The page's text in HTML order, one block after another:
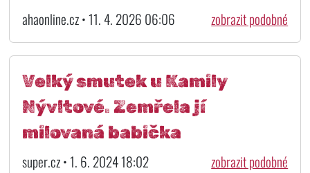
ahaonline.cz • 11. 4. 2026 06:06 zobrazit podobné
Velký smutek u Kamily
Nývltové. Zemřela jí
milovaná babička
super.cz • 1. 6. 2024 18:02 zobrazit podobné